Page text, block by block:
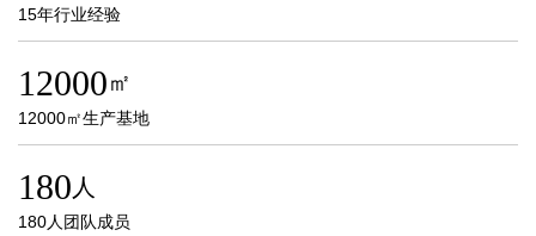
15年行业经验
12000㎡
12000㎡生产基地
180 人
180人团队成员